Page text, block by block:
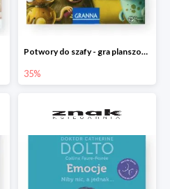
Potwory do szafy - gra planszowa
35%